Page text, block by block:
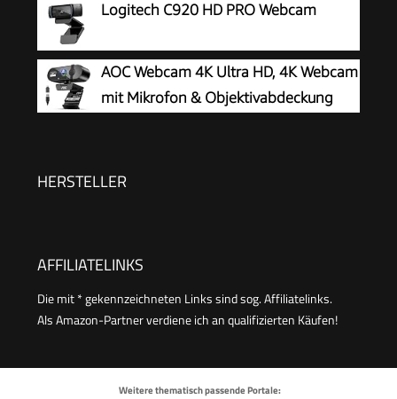
Logitech C920 HD PRO Webcam
AOC Webcam 4K Ultra HD, 4K Webcam
mit Mikrofon & Objektivabdeckung
HERSTELLER
AFFILIATELINKS
Die mit * gekennzeichneten Links sind sog. Affiliatelinks.
Als Amazon-Partner verdiene ich an qualifizierten Käufen!
Weitere thematisch passende Portale: